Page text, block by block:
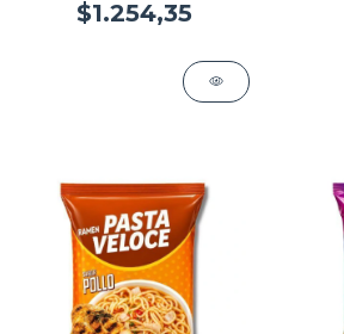
$1.254,35